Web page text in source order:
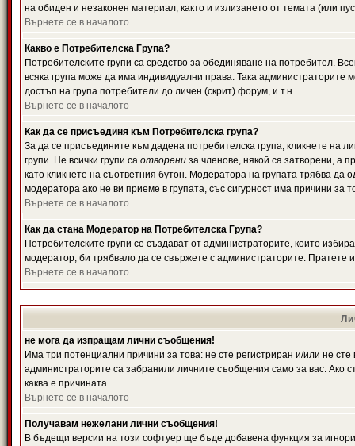
на обиден и незаконен материал, както и излизането от темата (или
Върнете се в началото
Какво е Потребителска Група?
Потребителските групи са средство за обединяване на потребител.
всяка група може да има индивидуални права. Така
достъп на група потребители до личен (скрит) форум, и т.н.
Върнете се в началото
Как да се присъединя към Потребителска група?
За да се присъедините към дадена потребителска група, кликнете на
групи. Не всички групи са отворени за членове, някой са затворени, а
като кликнете на съответния бутон. Модератора на групата трябва
модератора ако не ви приеме в групата, със сигурност има причини за
Върнете се в началото
Как да стана Модератор на Потребителска Група?
Потребителските групи се създават от администраторите, които
модератор, би трябвало да се свържете с администраторите.
Върнете се в началото
не мога да изпращам лични съобщения!
Има три потенциални причини за това: не сте регистриран и/или не
администраторите са забранили личните съобщения само за вас. Ако
каква е причината.
Върнете се в началото
Получавам нежелани лични съобщения!
В бъдещи версии на този софтуер ще бъде добавена функция за